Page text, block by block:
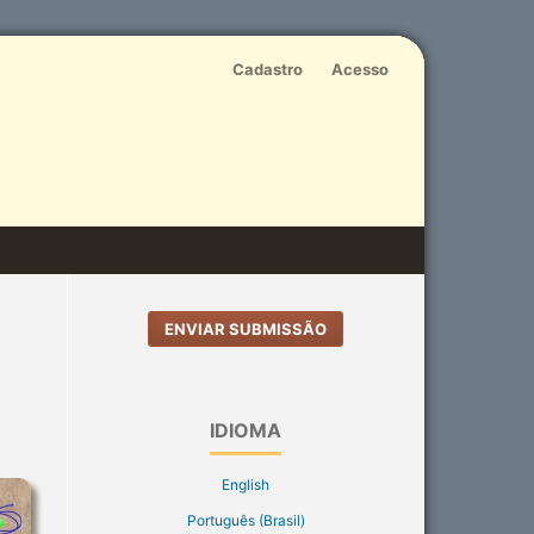
Cadastro Acesso
ENVIAR SUBMISSÃO
IDIOMA
English
Português (Brasil)